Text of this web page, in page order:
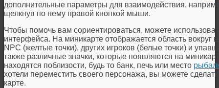
дополнительные параметры для взаимодействия,
щелкнув по нему правой кнопкой мыши.
Чтобы помочь вам сориентироваться, можете
интерфейса. На миникарте отображается область
NPC (желтые точки), других игроков (белые точки) и
также различные значки, которые появляются на
находятся поблизости, будь то банк, печь или место
хотели переместить своего персонажа, вы можете
карте.